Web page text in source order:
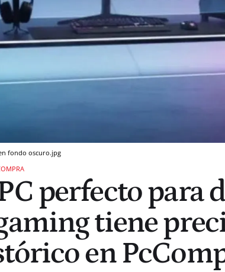
fondo oscuro.jpg
perfecto para
tiene
en